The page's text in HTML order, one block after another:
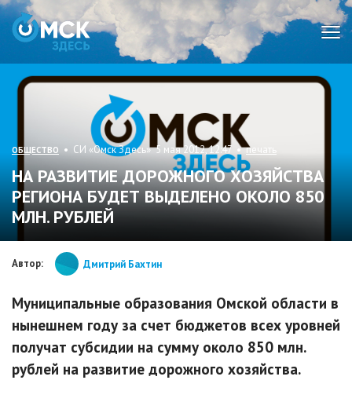
ОБЩЕСТВО • СИ «Омск Здесь» 5 мая 2012, 12:47 •печать
НА РАЗВИТИЕ ДОРОЖНОГО ХОЗЯЙСТВА
РЕГИОНА БУДЕТ ВЫДЕЛЕНО ОКОЛО 850
МЛН. РУБЛЕЙ
Автор: Дмитрий Бахтин
Муниципальные образования Омской области в
нынешнем году за счет бюджетов всех уровней
получат субсидии на сумму около 850 млн.
рублей на развитие дорожного хозяйства.